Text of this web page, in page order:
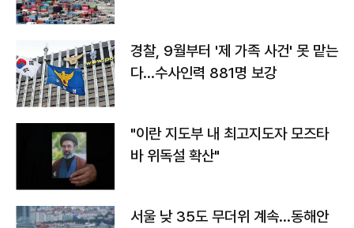
경찰, 9월부터 '제 가족 사건' 못 맡는
다…수사인력 881명 보강
"이란 지도부 내 최고지도자 모즈타
바 위독설 확산"
서울 낮 35도 무더위 계속…동해안